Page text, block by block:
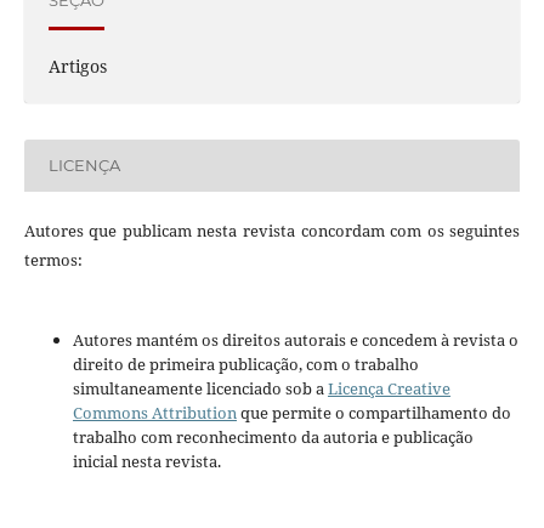
Artigos
LICENÇA
Autores que publicam nesta revista concordam com os seguintes
termos:
Autores mantém os direitos autorais e concedem à revista o
direito de primeira publicação, com o trabalho
simultaneamente licenciado sob aLicença Creative
Commons Attributionque permite o compartilhamento do
trabalho com reconhecimento da autoria e publicação
inicial nesta revista.